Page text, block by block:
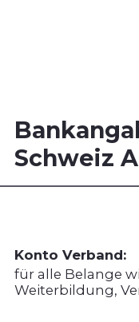
Schweiz
Konto Verband:
für alle Belange
Weiterbildung,